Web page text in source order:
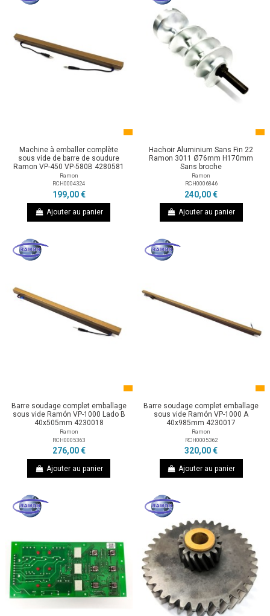
Machine à emballer complète
sous vide de barre de soudure
Ramon VP-450 VP-580B 4280581
Ramon
RCH0004324
199,00 €
Ajouter au panier
Hachoir Aluminium Sans Fin 22
Ramon 3011 Ø76mm H170mm
Sans broche
Ramon
RCH0006846
240,00 €
Ajouter au panier
Barre soudage complet emballage
sous vide Ramón VP-1000 Lado B
40x505mm 4230018
Ramon
RCH0005363
276,00 €
Ajouter au panier
Barre soudage complet emballage
sous vide Ramón VP-1000 A
40x985mm 4230017
Ramon
RCH0005362
320,00 €
Ajouter au panier